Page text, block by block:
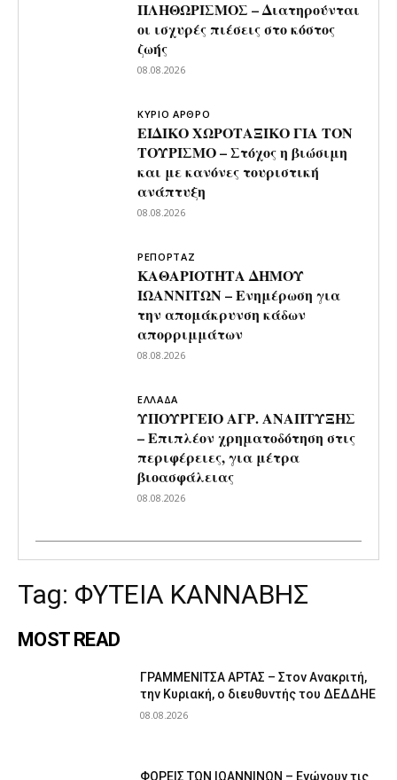
ΠΛΗΘΩΡΙΣΜΟΣ – Διατηρούνται
οι ισχυρές πιέσεις στο κόστος
ζωής
08.08.2026
ΚΥΡΙΟ ΑΡΘΡΟ
ΕΙΔΙΚΟ ΧΩΡΟΤΑΞΙΚΟ ΓΙΑ ΤΟΝ
ΤΟΥΡΙΣΜΟ – Στόχος η βιώσιμη
και με κανόνες τουριστική
ανάπτυξη
08.08.2026
ΡΕΠΟΡΤΑΖ
ΚΑΘΑΡΙΟΤΗΤΑ ΔΗΜΟΥ
ΙΩΑΝΝΙΤΩΝ – Ενημέρωση για
την απομάκρυνση κάδων
απορριμμάτων
08.08.2026
ΕΛΛΑΔΑ
ΥΠΟΥΡΓΕΙΟ ΑΓΡ. ΑΝΑΠΤΥΞΗΣ
– Επιπλέον χρηματοδότηση στις
περιφέρειες, για μέτρα
βιοασφάλειας
08.08.2026
Tag: ΦΥΤΕΙΑ ΚΑΝΝΑΒΗΣ
MOST READ
ΓΡΑΜΜΕΝΙΤΣΑ ΑΡΤΑΣ – Στον Ανακριτή,
την Κυριακή, ο διευθυντής του ΔΕΔΔΗΕ
08.08.2026
ΦΟΡΕΙΣ ΤΩΝ ΙΩΑΝΝΙΝΩΝ – Ενώνουν τις